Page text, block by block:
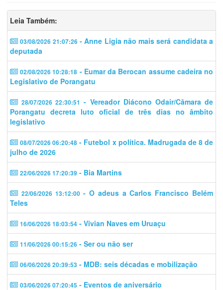
Leia Também:
03/08/2026 21:07:26 - Anne Ligia não mais será candidata a
deputada
02/08/2026 10:28:18 - Eumar da Berocan assume cadeira no
Legislativo de Porangatu
28/07/2026 22:30:51 - Vereador Diácono Odair/Câmara de
Porangatu decreta luto oficial de três dias no âmbito
legislativo
08/07/2026 06:20:48 - Futebol x política. Madrugada de 8 de
julho de 2026
22/06/2026 17:20:39 - Bia Martins
22/06/2026 13:12:00- O adeus a Carlos Francisco Belém
Teles
16/06/2026 18:03:54 - Vivian Naves em Uruaçu
11/06/2026 00:15:26 - Ser ou não ser
06/06/2026 20:39:53 - MDB: seis décadas e mobilização
03/06/2026 07:20:45 - Eventos de aniversário